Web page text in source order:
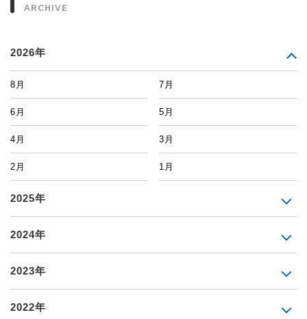
ARCHIVE
2026年
8月 7月
6月 5月
4月 3月
2月 1月
2025年
2024年
2023年
2022年